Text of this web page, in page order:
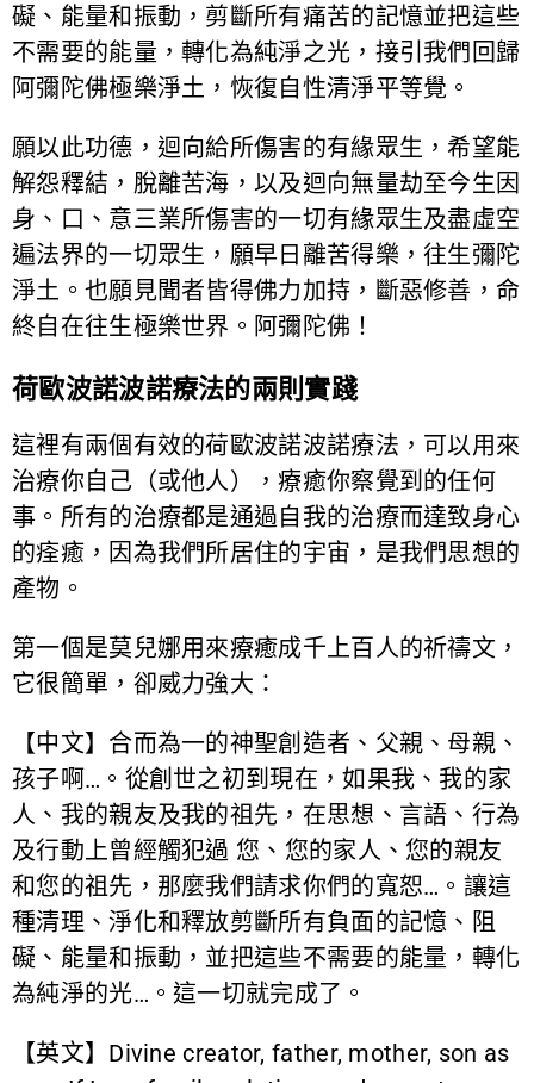
礙、能量和振動，剪斷所有痛苦的記憶並把這些
不需要的能量，轉化為純淨之光，接引我們回歸
阿彌陀佛極樂淨土，恢復自性清淨平等覺。
願以此功德，迴向給所傷害的有緣眾生，希望能
解怨釋結，脫離苦海，以及迴向無量劫至今生因
身、口、意三業所傷害的一切有緣眾生及盡虛空
遍法界的一切眾生，願早日離苦得樂，往生彌陀
淨土。也願見聞者皆得佛力加持，斷惡修善，命
終自在往生極樂世界。阿彌陀佛！
荷歐波諾波諾療法的兩則實踐
這裡有兩個有效的荷歐波諾波諾療法，可以用來
治療你自己（或他人），療癒你察覺到的任何
事。所有的治療都是通過自我的治療而達致身心
的痊癒，因為我們所居住的宇宙，是我們思想的
產物。
第一個是莫兒娜用來療癒成千上百人的祈禱文，
它很簡單，卻威力強大：
【中文】合而為一的神聖創造者、父親、母親、
孩子啊…。從創世之初到現在，如果我、我的家
人、我的親友及我的祖先，在思想、言語、行為
及行動上曾經觸犯過 您、您的家人、您的親友
和您的祖先，那麼我們請求你們的寬恕…。讓這
種清理、淨化和釋放剪斷所有負面的記憶、阻
礙、能量和振動，並把這些不需要的能量，轉化
為純淨的光…。這一切就完成了。
【英文】Divine creator, father, mother, son as